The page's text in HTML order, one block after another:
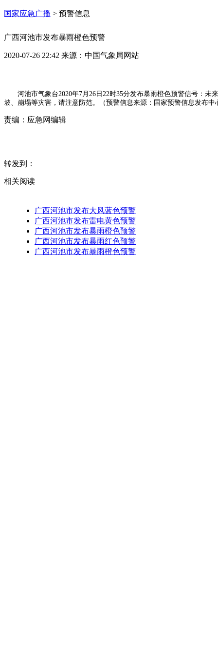
国家应急广播 > 预警信息
广西河池市发布暴雨橙色预警
2020-07-26 22:42 来源： 中国气象局网站
河池市气象台2020年7月26日22时35分发布暴雨橙色预警信号：
坡、崩塌等灾害，请注意防范。（预警信息来源：国家预警信息发布中
责编： 应急网编辑
转发到：
相关阅读
广西河池市发布大风蓝色预警
广西河池市发布雷电黄色预警
广西河池市发布暴雨橙色预警
广西河池市发布暴雨红色预警
广西河池市发布暴雨橙色预警